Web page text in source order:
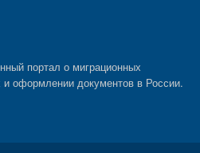
портал о миграционных
и оформлении документов в России.